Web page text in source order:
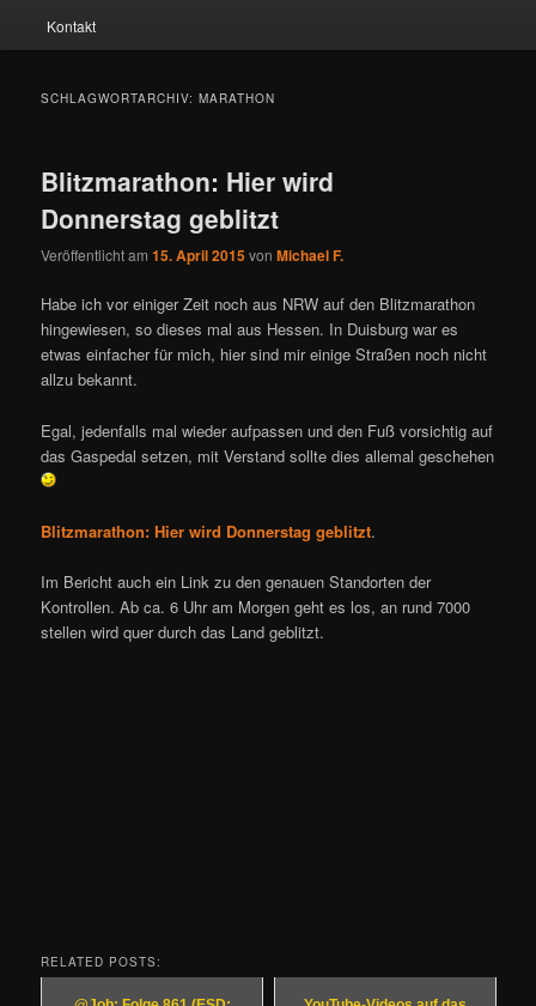
Kontakt
SCHLAGWORTARCHIV:MARATHON
Blitzmarathon: Hier wird
Donnerstag geblitzt
Veröffentlicht am15. April 2015vonMichael F.
Habe ich vor einiger Zeit noch aus NRW auf den Blitzmarathon
hingewiesen, so dieses mal aus Hessen. In Duisburg war es
etwas einfacher für mich, hier sind mir einige Straßen noch nicht
allzu bekannt.
Egal, jedenfalls mal wieder aufpassen und den Fuß vorsichtig auf
das Gaspedal setzen, mit Verstand sollte dies allemal geschehen
Blitzmarathon: Hier wird Donnerstag geblitzt.
Im Bericht auch ein Link zu den genauen Standorten der
Kontrollen. Ab ca. 6 Uhr am Morgen geht es los, an rund 7000
stellen wird quer durch das Land geblitzt.
RELATED POSTS: